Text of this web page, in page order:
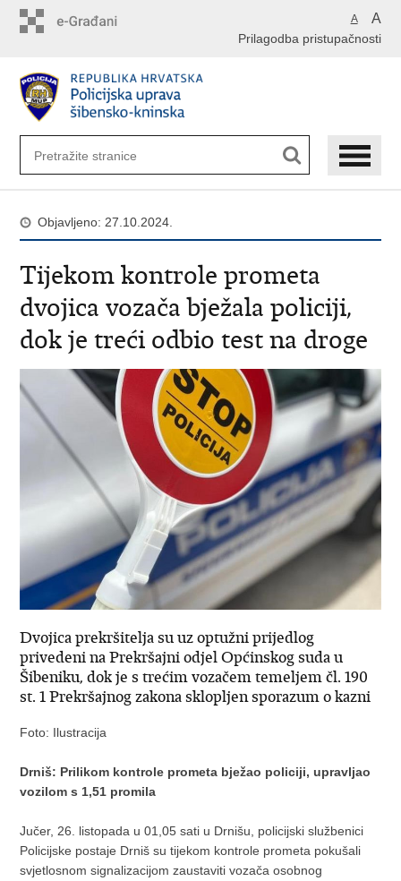
A A
Prilagodba pristupačnosti
Objavljeno: 27.10.2024.
Tijekom kontrole prometa
dvojica vozača bježala policiji,
dok je treći odbio test na droge
Dvojica prekršitelja su uz optužni prijedlog
privedeni na Prekršajni odjel Općinskog suda u
Šibeniku, dok je s trećim vozačem temeljem čl. 190
st. 1 Prekršajnog zakona sklopljen sporazum o kazni
Foto: Ilustracija
Drniš: Prilikom kontrole prometa bježao policiji, upravljao
vozilom s 1,51 promila
Jučer, 26. listopada u 01,05 sati u Drnišu, policijski službenici
Policijske postaje Drniš su tijekom kontrole prometa pokušali
svjetlosnom signalizacijom zaustaviti vozača osobnog